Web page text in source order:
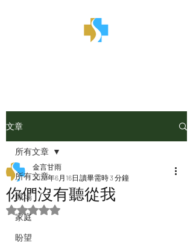
文章
所有文章
職場
家庭
盼望
所有文章
你們沒有聽從我
金言甘雨
2023年6月16日 讀畢需時 3 分鐘
評等為 NaN（最高為 5 顆星）。